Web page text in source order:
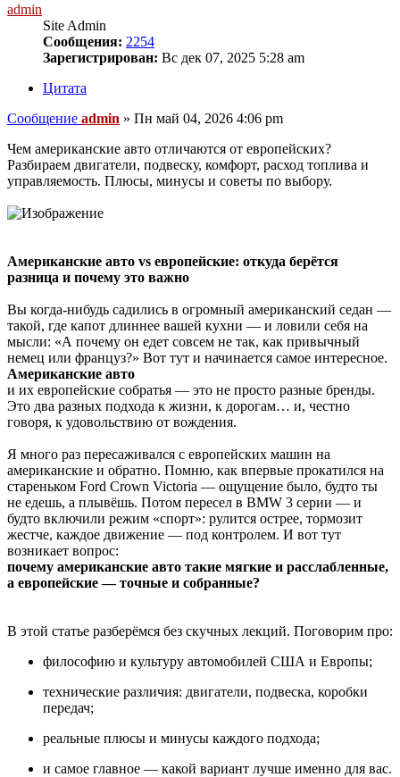
admin
Site Admin
Сообщения: 2254
Зарегистрирован: Вс дек 07, 2025 5:28 am
Цитата
Сообщение admin » Пн май 04, 2026 4:06 pm
Чем американские авто отличаются от европейских?
Разбираем двигатели, подвеску, комфорт, расход топлива и
управляемость. Плюсы, минусы и советы по выбору.
Американские авто vs европейские: откуда берётся
разница и почему это важно
Вы когда-нибудь садились в огромный американский седан —
такой, где капот длиннее вашей кухни — и ловили себя на
мысли: «А почему он едет совсем не так, как привычный
немец или француз?» Вот тут и начинается самое интересное.
Американские авто
и их европейские собратья — это не просто разные бренды.
Это два разных подхода к жизни, к дорогам… и, честно
говоря, к удовольствию от вождения.
Я много раз пересаживался с европейских машин на
американские и обратно. Помню, как впервые прокатился на
стареньком Ford Crown Victoria — ощущение было, будто ты
не едешь, а плывёшь. Потом пересел в BMW 3 серии — и
будто включили режим «спорт»: рулится острее, тормозит
жестче, каждое движение — под контролем. И вот тут
возникает вопрос:
почему американские авто такие мягкие и расслабленные,
а европейские — точные и собранные?
В этой статье разберёмся без скучных лекций. Поговорим про:
философию и культуру автомобилей США и Европы;
технические различия: двигатели, подвеска, коробки
передач;
реальные плюсы и минусы каждого подхода;
и самое главное — какой вариант лучше именно для вас.